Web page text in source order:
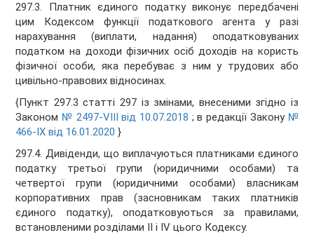
297.3. Платник єдиного податку виконує передбачені
цим Кодексом функції податкового агента у разі
нарахування (виплати, надання) оподатковуваних
податком на доходи фізичних осіб доходів на користь
фізичної особи, яка перебуває з ним у трудових або
цивільно-правових відносинах.
{Пункт 297.3 статті 297 із змінами, внесеними згідно із
Законом № 2497-VIII від 10.07.2018 ; в редакції Закону №
466-IX від 16.01.2020 }
297.4. Дивіденди, що виплачуються платниками єдиного
податку третьої групи (юридичними особами) та
четвертої групи (юридичними особами) власникам
корпоративних прав (засновникам таких платників
єдиного податку), оподатковуються за правилами,
встановленими розділами II і IV цього Кодексу.